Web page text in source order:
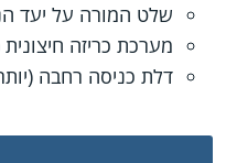
שלט המורה על יעד
מערכת כריזה
דלת כניסה רחבה (יותר מ-